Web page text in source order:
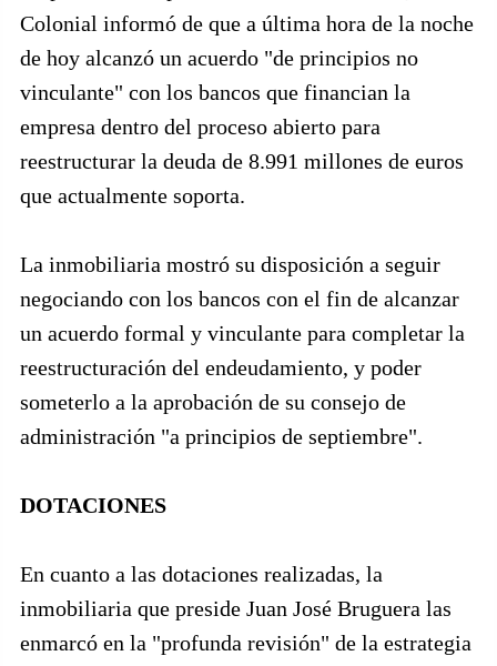
Colonial informó de que a última hora de la noche
de hoy alcanzó un acuerdo "de principios no
vinculante" con los bancos que financian la
empresa dentro del proceso abierto para
reestructurar la deuda de 8.991 millones de euros
que actualmente soporta.
La inmobiliaria mostró su disposición a seguir
negociando con los bancos con el fin de alcanzar
un acuerdo formal y vinculante para completar la
reestructuración del endeudamiento, y poder
someterlo a la aprobación de su consejo de
administración "a principios de septiembre".
DOTACIONES
En cuanto a las dotaciones realizadas, la
inmobiliaria que preside Juan José Bruguera las
enmarcó en la "profunda revisión" de la estrategia